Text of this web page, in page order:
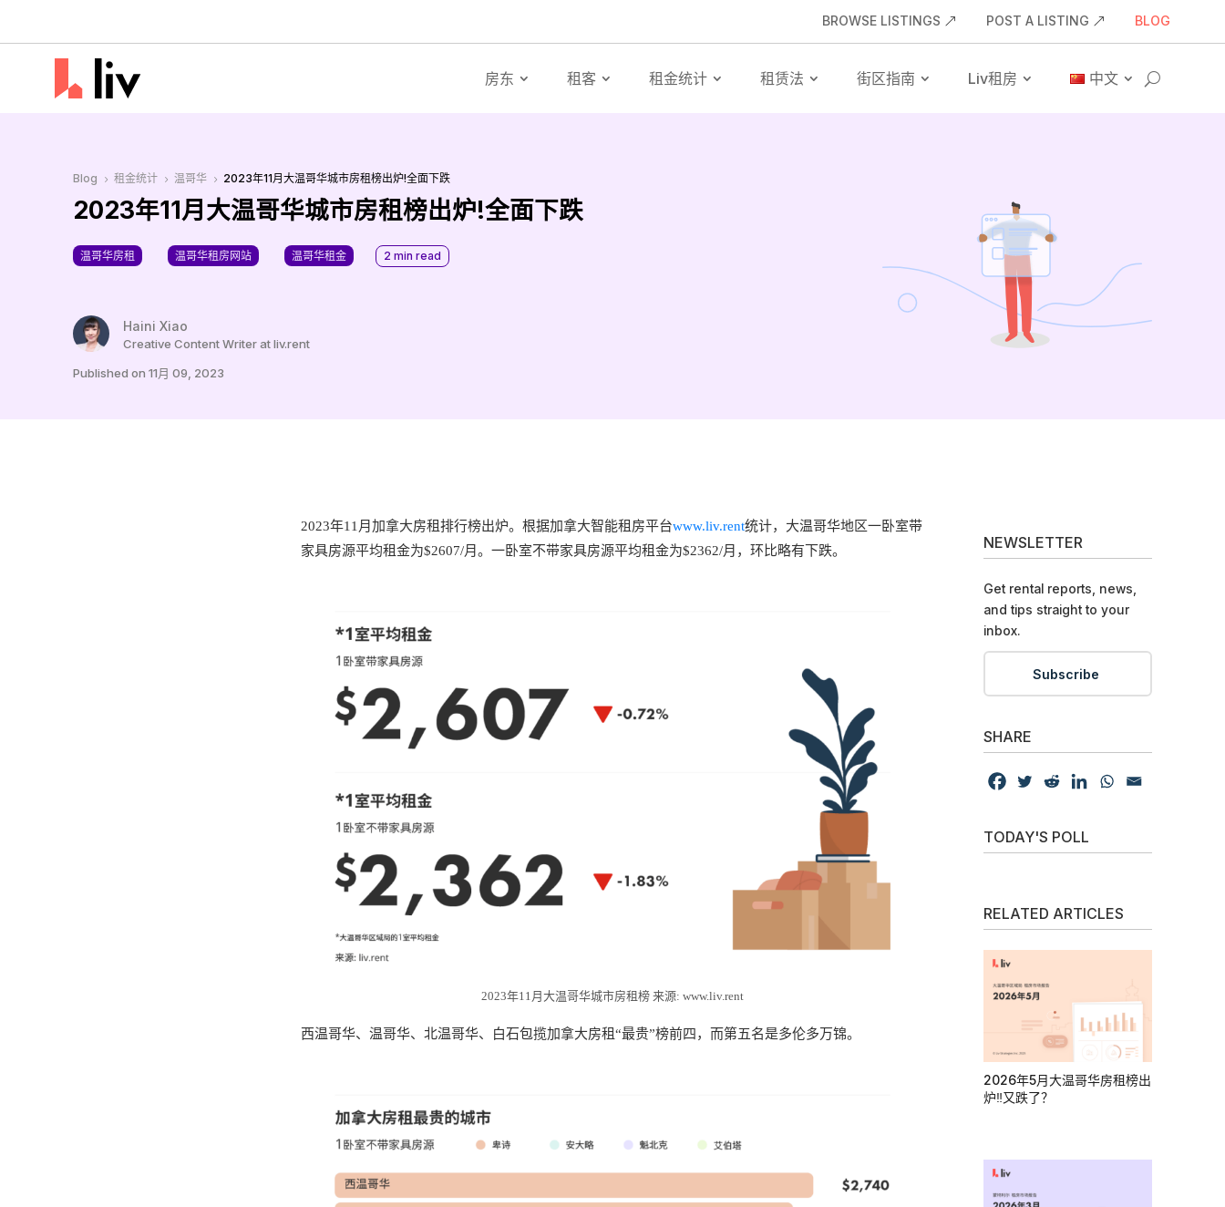
BROWSE LISTINGS POST A LISTING BLOG
房东 租客 租金统计 租赁法 街区指南 Liv租房 中文
Blog 5 租金统计 5 温哥华 5 2023年11月大温哥华城市房租榜出炉!全面下跌
2023年11月大温哥华城市房租榜出炉!全面下跌
温哥华房租 温哥华租房网站 温哥华租金 2 min read
Haini Xiao
Creative Content Writer at liv.rent
Published on 11月 09, 2023
2023年11月加拿大房租排行榜出炉。根据加拿大智能租房平台www.liv.rent统计，大温哥华地区一卧室带
家具房源平均租金为$2607/月。一卧室不带家具房源平均租金为$2362/月，环比略有下跌。
2023年11月大温哥华城市房租榜 来源: www.liv.rent
西温哥华、温哥华、北温哥华、白石包揽加拿大房租“最贵”榜前四，而第五名是多伦多万锦。
NEWSLETTER
Get rental reports, news,
and tips straight to your
inbox.
Subscribe
SHARE
TODAY'S POLL
RELATED ARTICLES
2026年5月大温哥华房租榜出
炉‼又跌了？